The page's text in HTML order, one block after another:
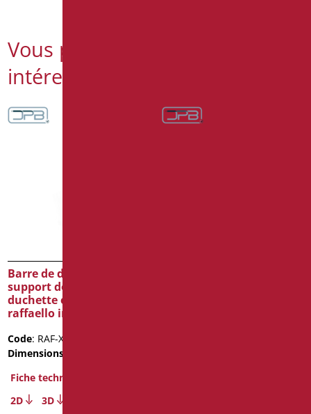
Vous pourriez également être
intéressé par
Barre de douche avec
support douchette avec
duchette et flex série
raffaello inox cromo
Code: RAF-X030/94
Dimensions
Fiche technique
2D
3D